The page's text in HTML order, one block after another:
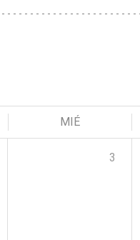
MIÉ
3